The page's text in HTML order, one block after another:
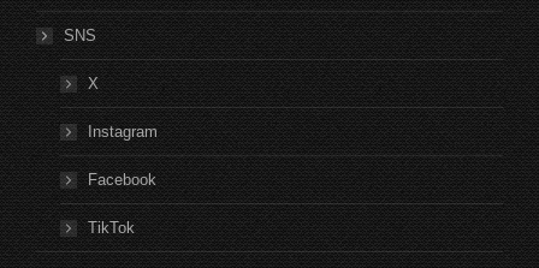
SNS
X
Instagram
Facebook
TikTok